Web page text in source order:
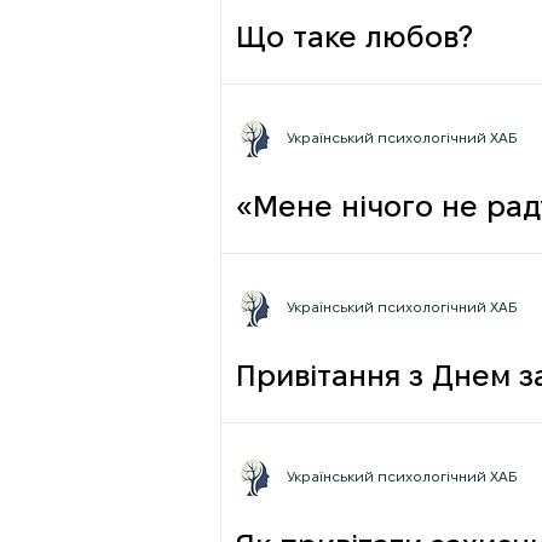
Що таке любов?
«Мене нічого не
Український психологічний ХАБ
Привітання з Днем
Український психологічний ХАБ
Український психологічний ХАБ